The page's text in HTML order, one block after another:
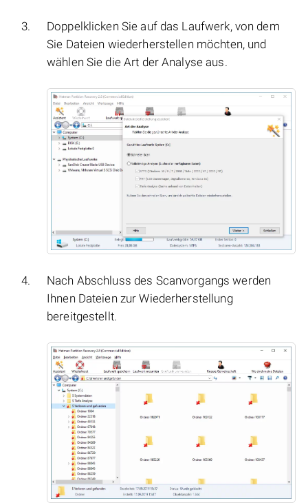
Doppelklicken Sie auf das Laufwerk, von dem
Sie Dateien wiederherstellen möchten, und
wählen Sie die Art der Analyse aus.
Nach Abschluss des Scanvorgangs werden
Ihnen Dateien zur Wiederherstellung
bereitgestellt.